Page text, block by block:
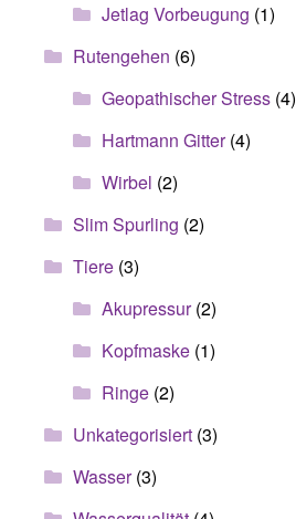
Jetlag Vorbeugung (1)
Rutengehen (6)
Geopathischer Stress(4)
Hartmann Gitter(4)
Wirbel (2)
Slim Spurling (2)
Tiere(3)
Akupressur(2)
Kopfmaske(1)
Ringe(2)
Unkategorisiert(3)
Wasser(3)